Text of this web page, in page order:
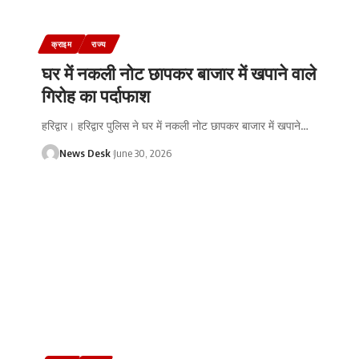
क्राइम राज्य
घर में नकली नोट छापकर बाजार में खपाने वाले
गिरोह का पर्दाफाश
हरिद्वार। हरिद्वार पुलिस ने घर में नकली नोट छापकर बाजार में खपाने…
News Desk June 30, 2026